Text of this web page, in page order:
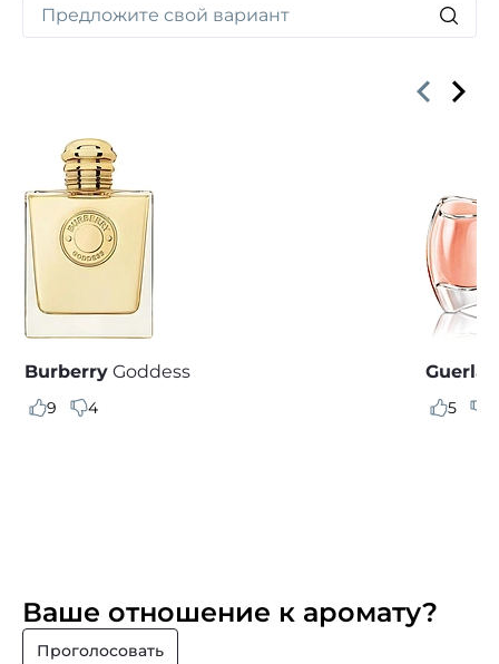
Burberry Goddess
9 4 5
Ваше отношение к аромату?
Проголосовать